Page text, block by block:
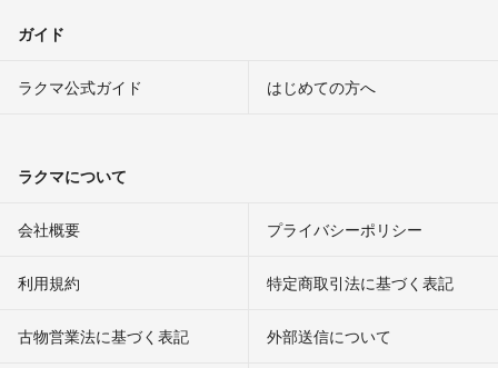
ガイド
ラクマ公式ガイド はじめての方へ
ラクマについて
会社概要 プライバシーポリシー
利用規約 特定商取引法に基づく表記
古物営業法に基づく表記 外部送信について